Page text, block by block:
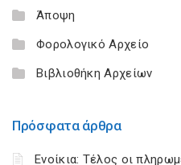
Άποψη
Φορολογικό Αρχείο
Βιβλιοθήκη Αρχείων
Πρόσφατα άρθρα
Ενοίκια: Τέλος οι